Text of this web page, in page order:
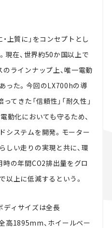
上質に」をコンセプトとし
現在、世界約50か国以上で
ラインナップ上、唯一電動
った。今回のLX700hの導
てきた「信頼性」「耐久性」
動化においても守るため、
システムを開発。モーター
しい走りの実現と共に、環
時の年間CO2排出量をグロ
以上に低減するという。
ディサイズは全長
高1895mm、ホイールベー